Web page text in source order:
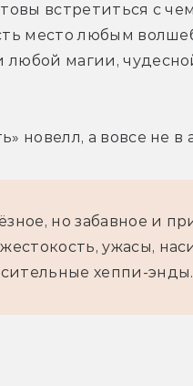
встретиться с
место любым
любой магии,
новелл, а вовсе не в
но забавное и
ужасы,
хеппи-энды.